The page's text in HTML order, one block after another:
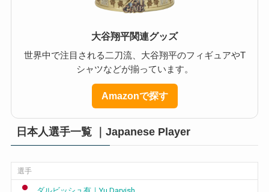
大谷翔平関連グッズ
世界中で注目される二刀流、大谷翔平のフィギュアやT
シャツなどが揃っています。
Amazonで探す
日本人選手一覧 ｜Japanese Player
選手